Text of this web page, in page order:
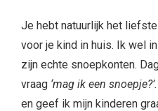
Je hebt natuurlijk het
voor je kind in huis. Ik wel
zijn echte snoepkonten.
vraag ‘mag ik een snoepje?’.
en geef ik mijn kinderen